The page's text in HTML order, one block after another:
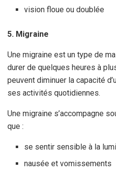
vision floue ou doublée
5. Migraine
Une migraine est un type de
durer de quelques heures à
peuvent diminuer la capacité
ses activités quotidiennes.
Une migraine s’accompagne
que :
se sentir sensible à la
nausée et vomissements